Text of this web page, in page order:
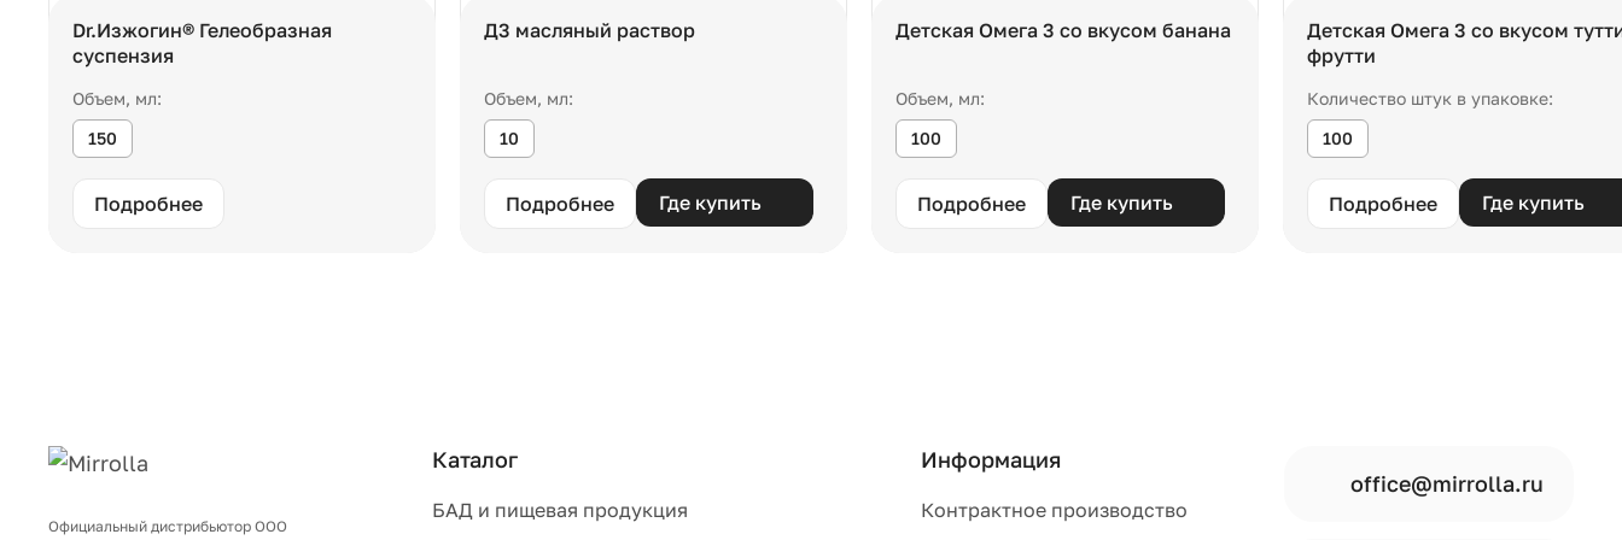
Dr.Изжогин® Гелеобразная
суспензия
Объем, мл:
150
Подробнее
Д3 масляный раствор
Объем, мл:
10
Подробнее Где купить
Детская Омега 3 со вкусом банана
Объем, мл:
100
Подробнее Где купить
Детская Омега 3 со вкусом
фрутти
Количество штук в упаковке:
100
Подробнее Где купить
Официальный дистрибьютор ООО
Каталог
БАД и пищевая продукция
Информация
Контрактное производство
office@mirrolla.ru